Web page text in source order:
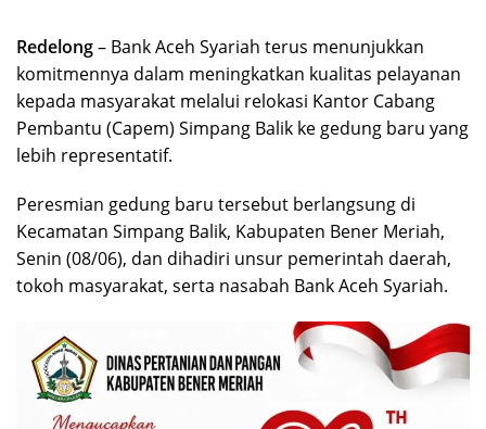
Redelong– Bank Aceh Syariah terus menunjukkan
komitmennya dalam meningkatkan kualitas pelayanan
kepada masyarakat melalui relokasi Kantor Cabang
Pembantu (Capem) Simpang Balik ke gedung baru yang
lebih representatif.
Peresmian gedung baru tersebut berlangsung di
Kecamatan Simpang Balik, Kabupaten Bener Meriah,
Senin (08/06), dan dihadiri unsur pemerintah daerah,
tokoh masyarakat, serta nasabah Bank Aceh Syariah.